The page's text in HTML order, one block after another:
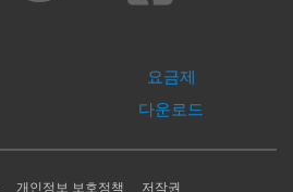
요금제
다운로드
개인정보 보호정책 저작권